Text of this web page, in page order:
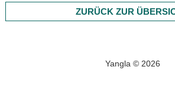
ZURÜCK ZUR
Yangla © 2026